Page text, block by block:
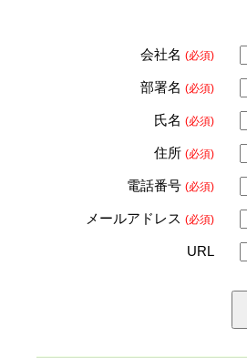
会社名 (必須)
部署名 (必須)
氏名 (必須)
住所 (必須)
電話番号 (必須)
メールアドレス (必須)
URL